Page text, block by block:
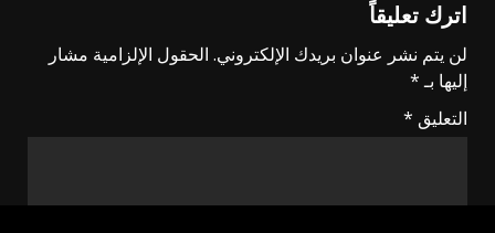
اترك تعليقاً
لن يتم نشر عنوان بريدك الإلكتروني. الحقول الإلزامية مشار
إليها بـ*
التعليق *